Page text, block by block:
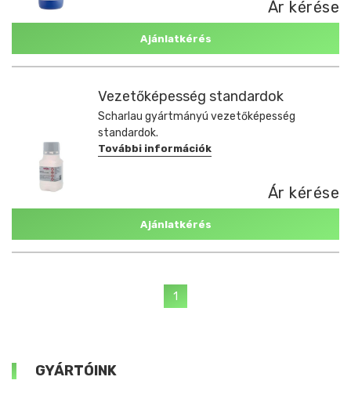
Ár kérése
Ajánlatkérés
Vezetőképesség standardok
Scharlau gyártmányú vezetőképesség
standardok.
További információk
Ár kérése
Ajánlatkérés
1
GYÁRTÓINK